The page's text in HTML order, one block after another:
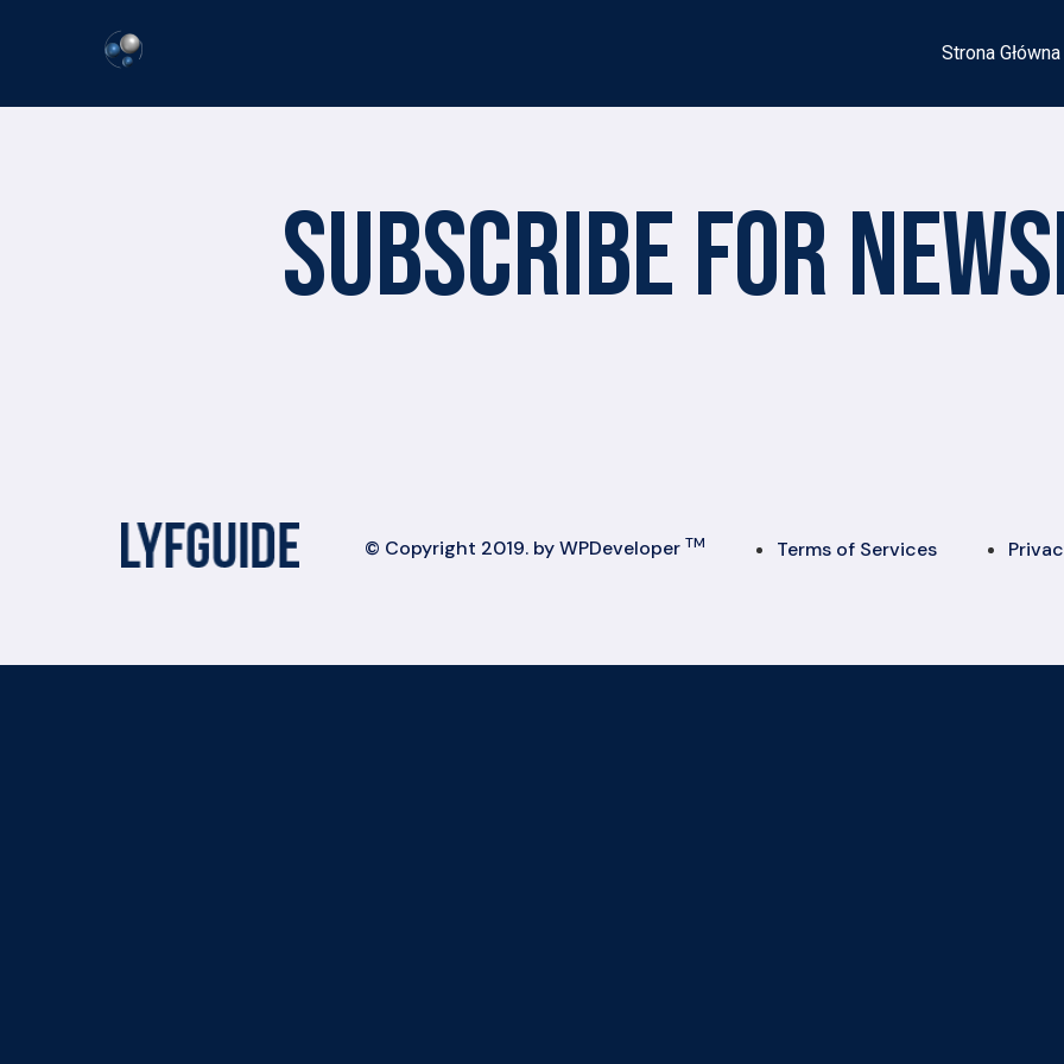
Strona Główna
SUBSCRIBE FOR
© Copyright 2019. by WPDeveloper TM Terms of Services